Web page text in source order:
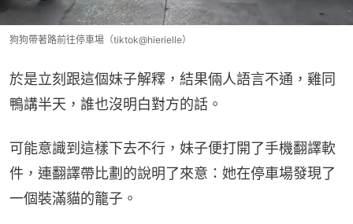
狗狗帶著路前往停車場（tiktok@hierielle）
於是立刻跟這個妹子解釋，結果倆人語言不通，雞同
鴨講半天，誰也沒明白對方的話。
可能意識到這樣下去不行，妹子便打開了手機翻譯軟
件，連翻譯帶比劃的說明了來意：她在停車場發現了
一個裝滿貓的籠子。